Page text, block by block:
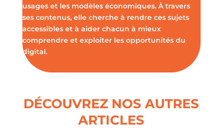
usages et les modèles économiques. À travers
ses contenus, elle cherche à rendre ces sujets
accessibles et à aider chacun à mieux
comprendre et exploiter les opportunités du
digital.
DÉCOUVREZ NOS AUTRES
ARTICLES